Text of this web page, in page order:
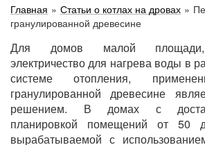
Главная » Статьи о котлах на дровах »
гранулированной древесине
Для домов малой площади,
электричество для нагрева воды в
системе отопления,
гранулированной древесине
решением. В домах с
планировкой помещений от 50
вырабатываемой с